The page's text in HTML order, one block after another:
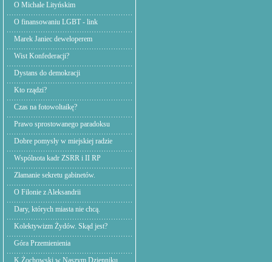
O Michale Lityńskim
O finansowaniu LGBT - link
Marek Janiec deweloperem
Wist Konfederacji?
Dystans do demokracji
Kto rządzi?
Czas na fotowoltaikę?
Prawo sprostowanego paradoksu
Dobre pomysły w miejskiej radzie
Wspólnota kadr ZSRR i II RP
Złamanie sekretu gabinetów.
O Filonie z Aleksandrii
Dary, których miasta nie chcą.
Kolektywizm Żydów. Skąd jest?
Góra Przemienienia
K.Żochowski w Naszym Dzienniku